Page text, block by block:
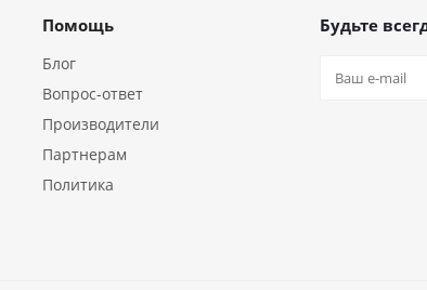
Помощь
Блог
Вопрос-ответ
Производители
Партнерам
Политика
Будьте